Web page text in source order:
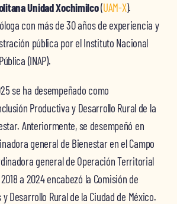
Unidad Xochimilco(UAM-X).
con más de 30 años de experiencia y
pública por el Instituto Nacional
(INAP).
se ha desempeñado como
Productiva y Desarrollo Rural de la
Anteriormente, se desempeñó en
general de Bienestar en el Campo
general de Operación Territorial
a 2024 encabezó la Comisión de
Desarrollo Rural de la Ciudad de México.